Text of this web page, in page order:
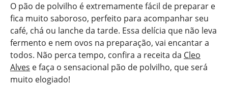
O pão de polvilho é extremamente fácil de preparar e
fica muito saboroso, perfeito para acompanhar seu
café, chá ou lanche da tarde. Essa delícia que não leva
fermento e nem ovos na preparação, vai encantar a
todos. Não perca tempo, confira a receita da Cleo
Alves e faça o sensacional pão de polvilho, que será
muito elogiado!